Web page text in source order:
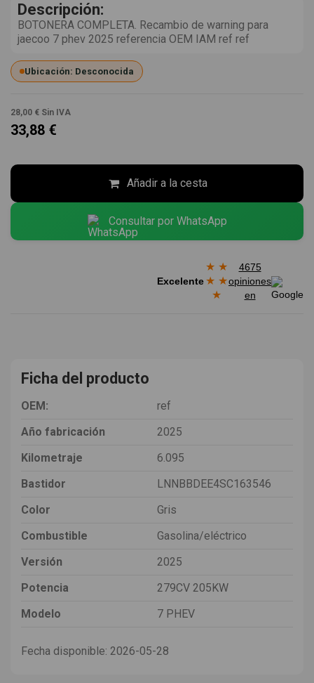
Descripción:
BOTONERA COMPLETA. Recambio de warning para
jaecoo 7 phev 2025 referencia OEM IAM ref ref
Ubicación: Desconocida
28,00 € Sin IVA
33,88 €
Añadir a la cesta
Consultar por WhatsApp
Excelente
★ ★
★ ★
★
4675
opiniones
en
Ficha del producto
OEM:
ref
Año fabricación
2025
Kilometraje
6.095
Bastidor
LNNBBDEE4SC163546
Color
Gris
Combustible
Gasolina/eléctrico
Versión
2025
Potencia
279CV 205KW
Modelo
7 PHEV
Fecha disponible: 2026-05-28